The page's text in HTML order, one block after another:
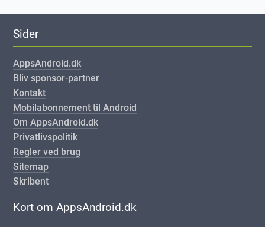
Sider
AppsAndroid.dk
Bliv sponsor-partner
Kontakt
Mobilabonnement til Android
Om AppsAndroid.dk
Privatlivspolitik
Regler ved brug
Sitemap
Skribent
Kort om AppsAndroid.dk